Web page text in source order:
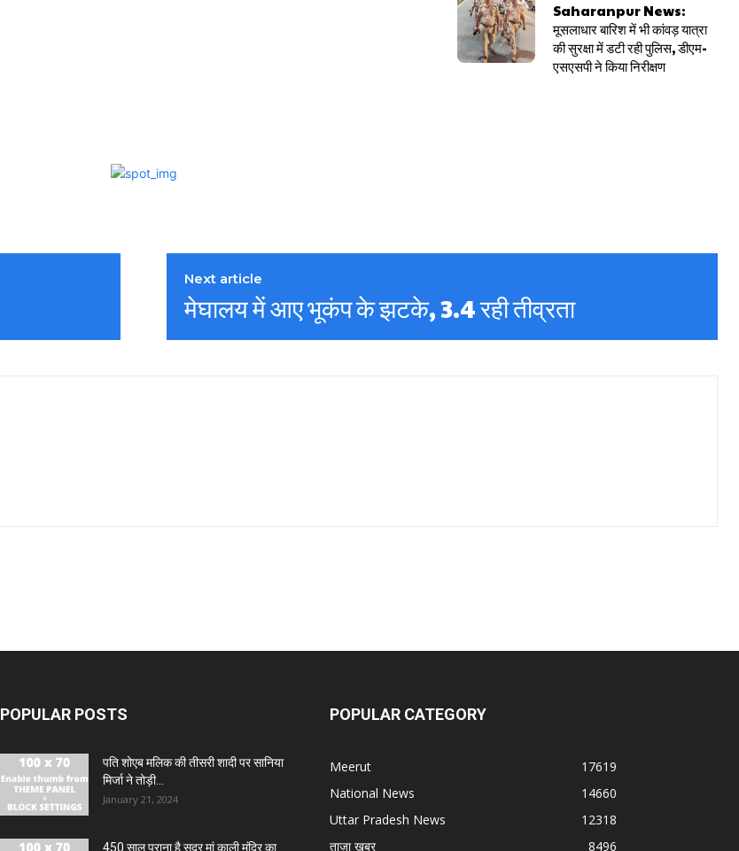
Saharanpur News:
मूसलाधार बारिश में भी कांवड़ यात्रा
की सुरक्षा में डटी रही पुलिस, डीएम-
एसएसपी ने किया निरीक्षण
Next article
मेघालय में आए भूकंप के झटके, 3.4 रही तीव्रता
POPULAR POSTS
पति शोएब मलिक की तीसरी शादी पर सानिया
मिर्जा ने तोड़ी...
January 21, 2024
450 साल पुराना है सदर मां काली मंदिर का
POPULAR CATEGORY
Meerut
17619
National News
14660
Uttar Pradesh News
12318
ताज़ा ख़बर
8496